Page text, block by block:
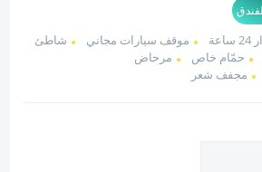
موقف سيارات مجاني
شاطئ
حمّام خاص
مرحاض
مجفف شعر